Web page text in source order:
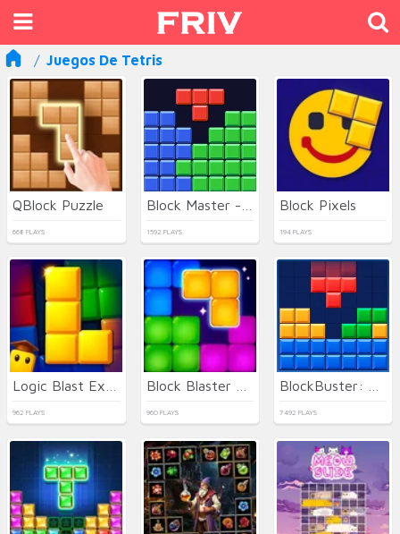
Juegos De Tetris
QBlock Puzzle
668 PLAYS 1592 PLAYS
Block Pixels
194 PLAYS
962 PLAYS 960 PLAYS 7492 PLAYS